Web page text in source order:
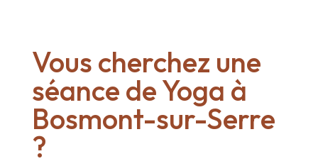
Vous cherchez une
séance de Yoga à
Bosmont-sur-Serre
?